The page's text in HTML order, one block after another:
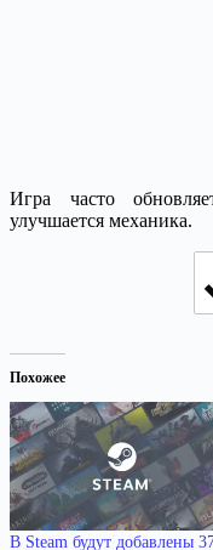
Игра часто
улучшается механика.
Похожее
В Steam будут добавлены